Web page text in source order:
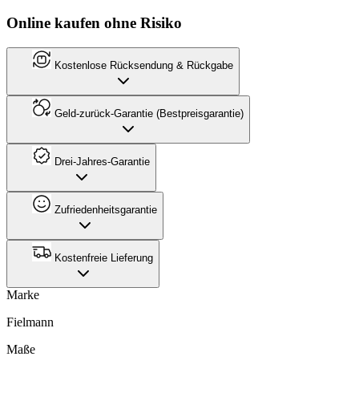
Online kaufen ohne Risiko
Kostenlose Rücksendung & Rückgabe
Geld-zurück-Garantie (Bestpreisgarantie)
Drei-Jahres-Garantie
Zufriedenheitsgarantie
Kostenfreie Lieferung
Marke
Fielmann
Maße